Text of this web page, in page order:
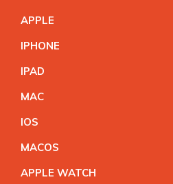
APPLE
IPHONE
IPAD
MAC
IOS
MACOS
APPLE WATCH